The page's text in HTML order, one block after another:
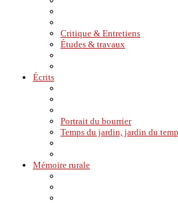
Critique & Entretiens
Études & travaux
Écrits
Portrait du bourrier
Temps du jardin, jardin du
Mémoire rurale